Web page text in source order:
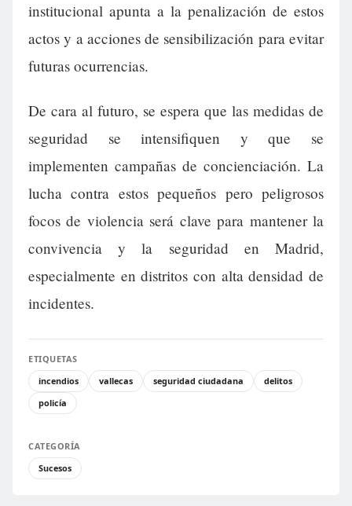
institucional apunta a la penalización de estos
actos y a acciones de sensibilización para evitar
futuras ocurrencias.
De cara al futuro, se espera que las medidas de
seguridad se intensifiquen y que se
implementen campañas de concienciación. La
lucha contra estos pequeños pero peligrosos
focos de violencia será clave para mantener la
convivencia y la seguridad en Madrid,
especialmente en distritos con alta densidad de
incidentes.
ETIQUETAS
incendios
vallecas seguridad ciudadana
delitos
policía
CATEGORÍA
Sucesos